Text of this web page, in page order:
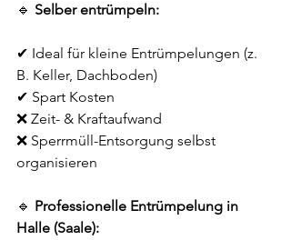
🔹 Selber entrümpeln:
✔ Ideal für kleine Entrümpelungen (z.
B. Keller, Dachboden)
✔ Spart Kosten
❌ Zeit- & Kraftaufwand
❌ Sperrmüll-Entsorgung selbst
organisieren
🔹 Professionelle Entrümpelung in
Halle (Saale):